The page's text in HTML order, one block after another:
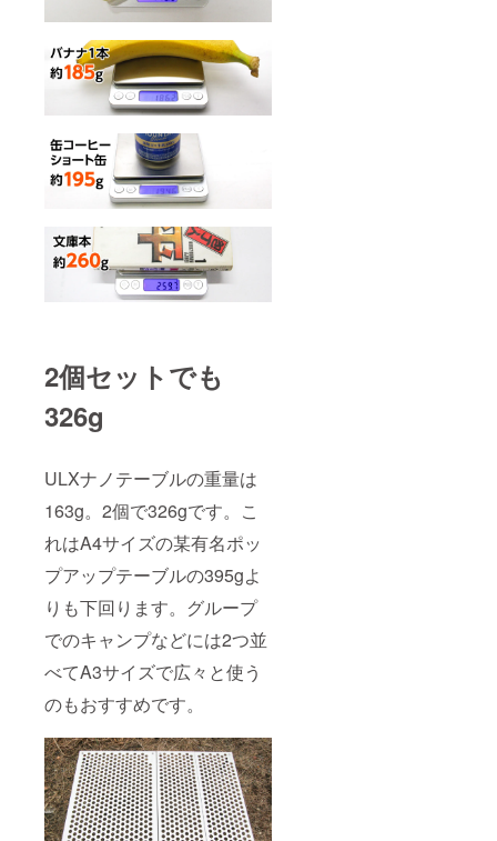
2個セットでも
326g
ULXナノテーブルの重量は
163g。2個で326gです。こ
れはA4サイズの某有名ポッ
プアップテーブルの395gよ
りも下回ります。グループ
でのキャンプなどには2つ並
べてA3サイズで広々と使う
のもおすすめです。